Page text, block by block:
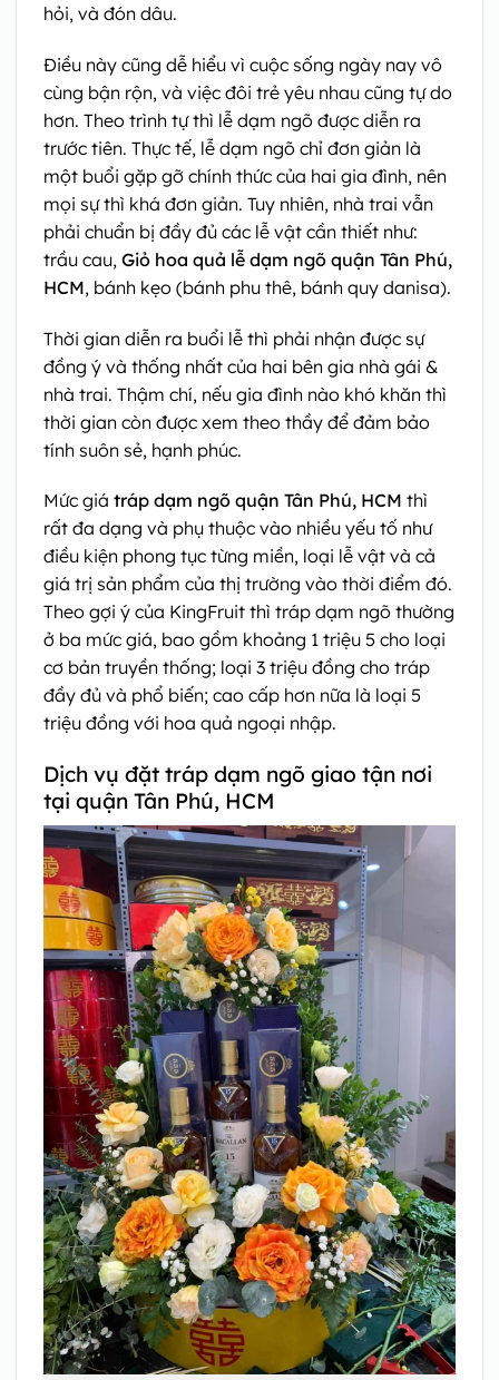
hỏi, và đón dâu.
Điều này cũng dễ hiểu vì cuộc sống ngày nay vô
cùng bận rộn, và việc đôi trẻ yêu nhau cũng tự do
hơn. Theo trình tự thì lễ dạm ngõ được diễn ra
trước tiên. Thực tế, lễ dạm ngõ chỉ đơn giản là
một buổi gặp gỡ chính thức của hai gia đình, nên
mọi sự thì khá đơn giản. Tuy nhiên, nhà trai vẫn
phải chuẩn bị đầy đủ các lễ vật cần thiết như:
trầu cau, Giỏ hoa quả lễ dạm ngõ quận Tân Phú,
HCM, bánh kẹo (bánh phu thê, bánh quy danisa).
Thời gian diễn ra buổi lễ thì phải nhận được sự
đồng ý và thống nhất của hai bên gia nhà gái &
nhà trai. Thậm chí, nếu gia đình nào khó khăn thì
thời gian còn được xem theo thầy để đảm bảo
tính suôn sẻ, hạnh phúc.
Mức giá tráp dạm ngõ quận Tân Phú, HCM thì
rất đa dạng và phụ thuộc vào nhiều yếu tố như
điều kiện phong tục từng miền, loại lễ vật và cả
giá trị sản phẩm của thị trường vào thời điểm đó.
Theo gợi ý của KingFruit thì tráp dạm ngõ thường
ở ba mức giá, bao gồm khoảng 1 triệu 5 cho loại
cơ bản truyền thống; loại 3 triệu đồng cho tráp
đầy đủ và phổ biến; cao cấp hơn nữa là loại 5
triệu đồng với hoa quả ngoại nhập.
Dịch vụ đặt tráp dạm ngõ giao tận nơi
tại quận Tân Phú, HCM